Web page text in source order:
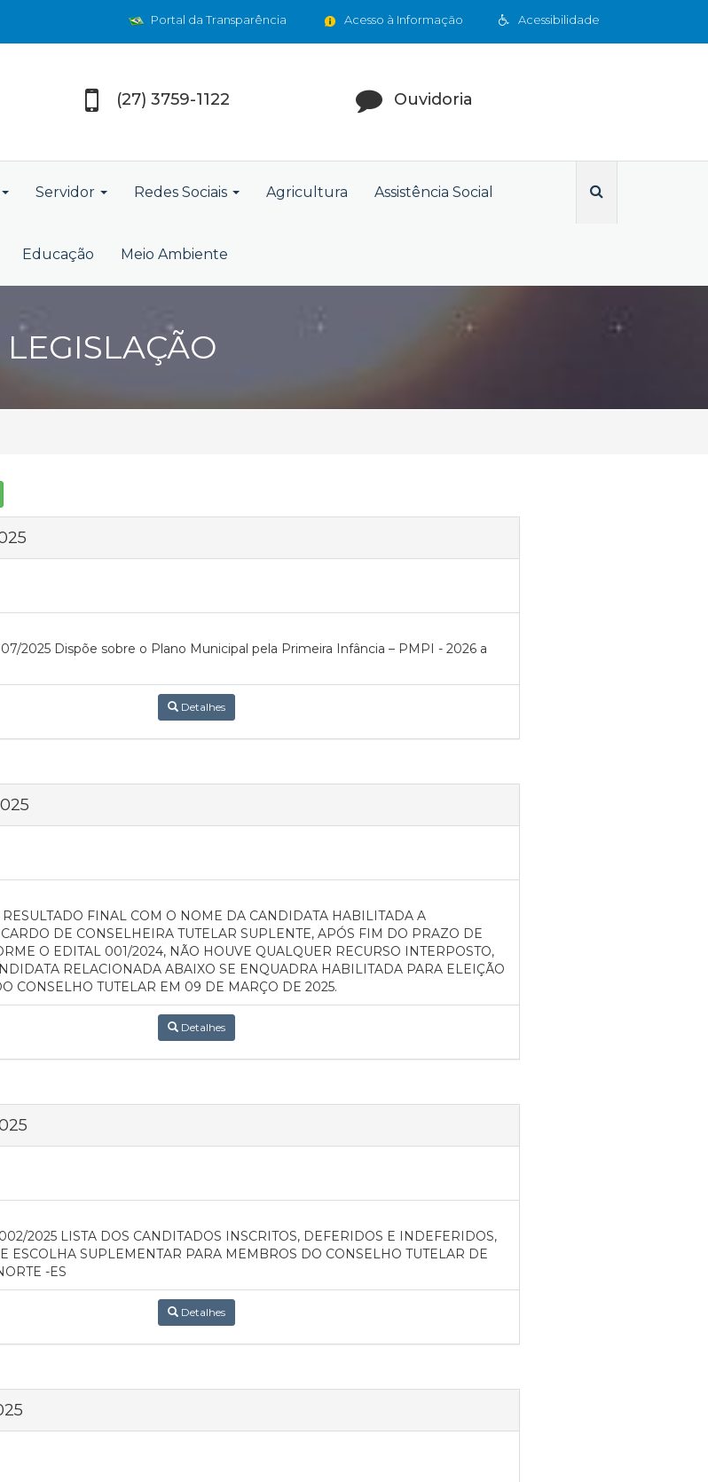
Acessibilidade
Acesso à Informação
Portal da Transparência
(27) 3759-1122 Ouvidoria
Servidor Redes Sociais Agricultura Assistência Social
Educação Meio Ambiente
LEGISLAÇÃO
2025 Dispõe sobre o Plano Municipal pela Primeira Infância – PMPI - 2026 a
Detalhes
FINAL COM O NOME DA CANDIDATA HABILITADA A
DE CONSELHEIRA TUTELAR SUPLENTE, APÓS FIM DO PRAZO DE
O EDITAL 001/2024, NÃO HOUVE QUALQUER RECURSO INTERPOSTO,
RELACIONADA ABAIXO SE ENQUADRA HABILITADA PARA ELEIÇÃO
CONSELHO TUTELAR EM 09 DE MARÇO DE 2025.
Detalhes
2025 LISTA DOS CANDITADOS INSCRITOS, DEFERIDOS E INDEFERIDOS,
ESCOLHA SUPLEMENTAR PARA MEMBROS DO CONSELHO TUTELAR DE
-ES
Detalhes